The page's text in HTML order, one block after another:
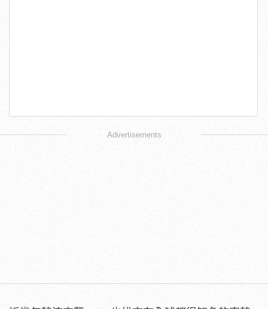
Advertisements